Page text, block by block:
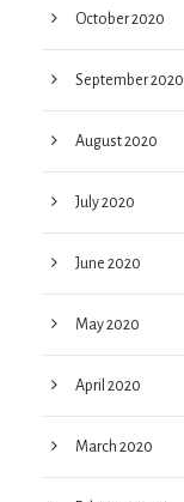
October 2020
September 2020
August 2020
July 2020
June 2020
May 2020
April 2020
March 2020